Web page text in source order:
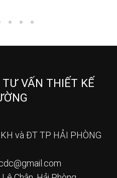
TƯ VẤN THIẾT KẾ
và ĐT TP HẢI PHÒNG